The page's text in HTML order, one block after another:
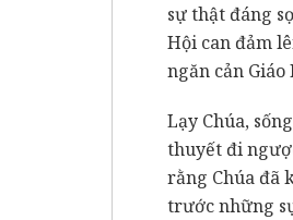
sự thật đáng
Hội can đảm
ngăn cản
Lạy Chúa,
thuyết đi
rằng Chúa đã
trước những